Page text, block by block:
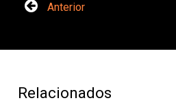
Anterior
Relacionados